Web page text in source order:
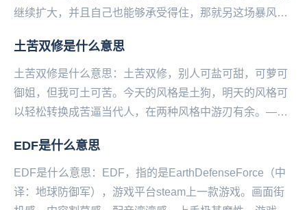
继续扩大，并且自己也能够承受得住，那就另这场暴风雨
土苦双修是什么意思
土苦双修是什么意思：土苦双修，别人可盐可甜，可萝可
御姐，但我可土可苦。今天的风格是土狗，明天的风格可
以轻松转换成苦逼当代人，在两种风格中游刃有余。——
EDF是什么意思
EDF是什么意思：EDF，指的是EarthDefenseForce（中
译：地球防御军），游戏平台steam上一款游戏。画面街